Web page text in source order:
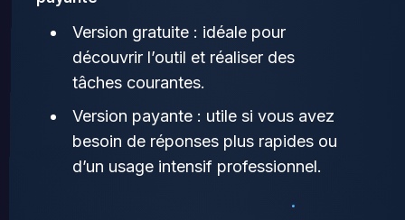
Version gratuite : idéale pour
découvrir l’outil et réaliser des
tâches courantes.
Version payante : utile si vous avez
besoin de réponses plus rapides ou
d’un usage intensif professionnel.